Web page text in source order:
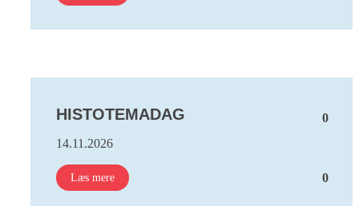
0
0
HISTOTEMADAG
14.11.2026
Læs mere